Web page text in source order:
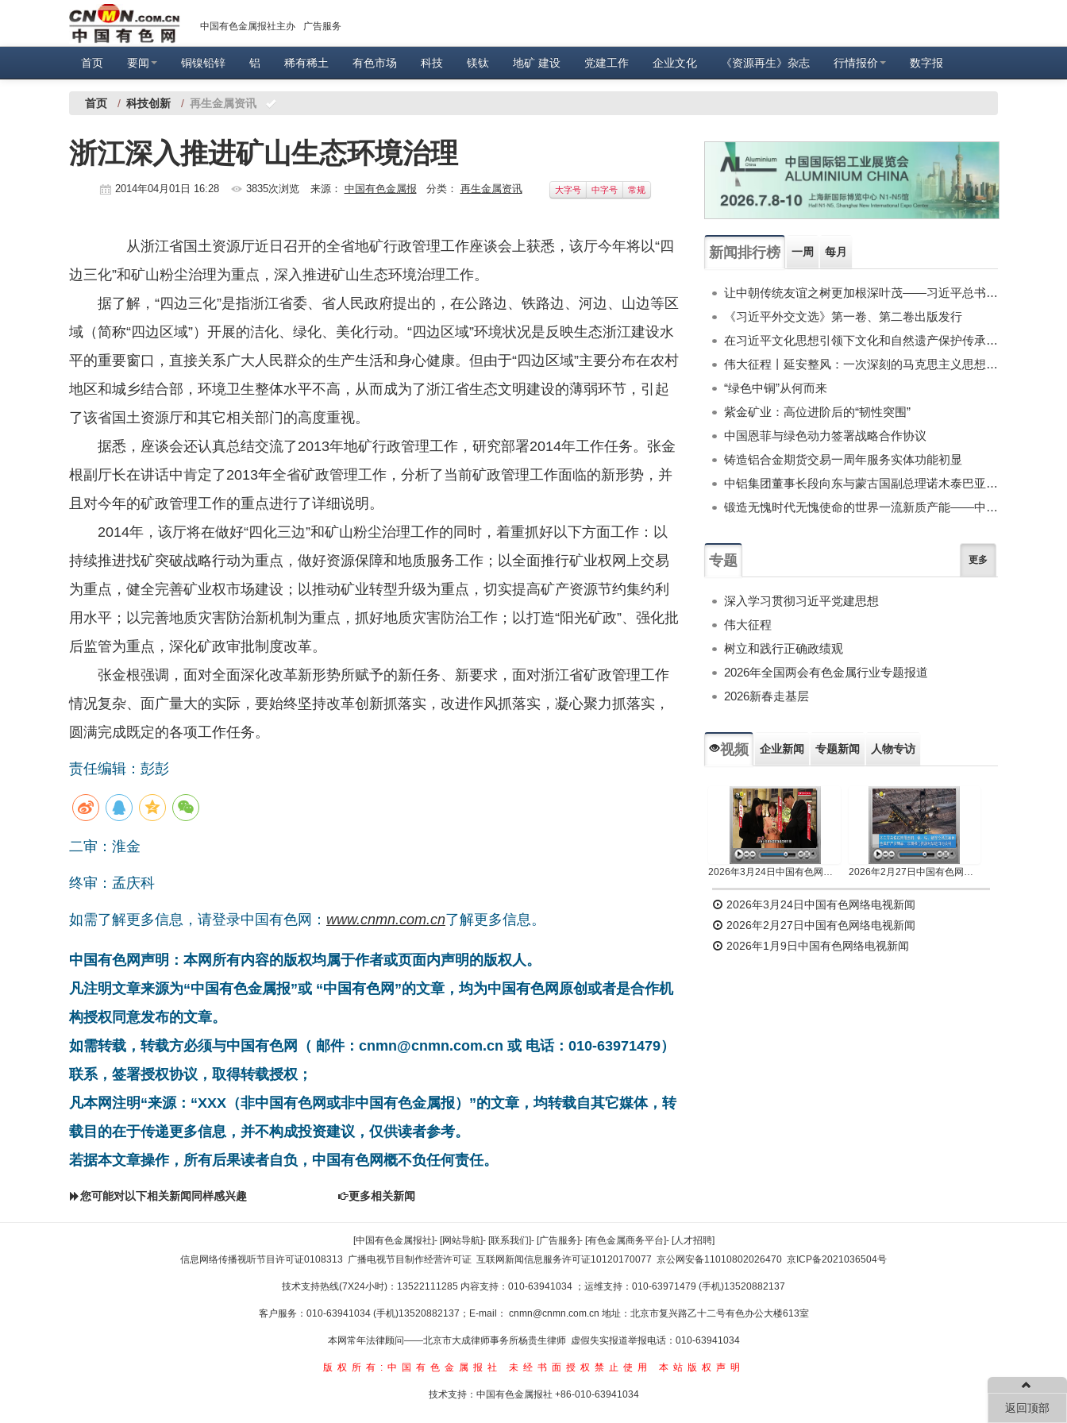
中国有色金属报社主办 广告服务
首页 要闻 铜镍铅锌 铝 稀有稀土 有色市场 科技 镁钛 地矿 建设 党建工作 企业文化 《资源再生》杂志 行情报价 数字报
首页 / 科技创新 / 再生金属资讯
浙江深入推进矿山生态环境治理
2014年04月01日 16:28 3835次浏览 来源： 中国有色金属报 分类： 再生金属资讯 大字号 中字号 常规
从浙江省国土资源厅近日召开的全省地矿行政管理工作座谈会上获悉，该厅今年将以“四
边三化”和矿山粉尘治理为重点，深入推进矿山生态环境治理工作。
据了解，“四边三化”是指浙江省委、省人民政府提出的，在公路边、铁路边、河边、山边等区
域（简称“四边区域”）开展的洁化、绿化、美化行动。“四边区域”环境状况是反映生态浙江建设水
平的重要窗口，直接关系广大人民群众的生产生活和身心健康。但由于“四边区域”主要分布在农村
地区和城乡结合部，环境卫生整体水平不高，从而成为了浙江省生态文明建设的薄弱环节，引起
了该省国土资源厅和其它相关部门的高度重视。
据悉，座谈会还认真总结交流了2013年地矿行政管理工作，研究部署2014年工作任务。张金
根副厅长在讲话中肯定了2013年全省矿政管理工作，分析了当前矿政管理工作面临的新形势，并
且对今年的矿政管理工作的重点进行了详细说明。
2014年，该厅将在做好“四化三边”和矿山粉尘治理工作的同时，着重抓好以下方面工作：以
持续推进找矿突破战略行动为重点，做好资源保障和地质服务工作；以全面推行矿业权网上交易
为重点，健全完善矿业权市场建设；以推动矿业转型升级为重点，切实提高矿产资源节约集约利
用水平；以完善地质灾害防治新机制为重点，抓好地质灾害防治工作；以打造“阳光矿政”、强化批
后监管为重点，深化矿政审批制度改革。
张金根强调，面对全面深化改革新形势所赋予的新任务、新要求，面对浙江省矿政管理工作
情况复杂、面广量大的实际，要始终坚持改革创新抓落实，改进作风抓落实，凝心聚力抓落实，
圆满完成既定的各项工作任务。
责任编辑：彭彭
二审：淮金
终审：孟庆科
如需了解更多信息，请登录中国有色网： www.cnmn.com.cn了解更多信息。
中国有色网声明：本网所有内容的版权均属于作者或页面内声明的版权人。
凡注明文章来源为“中国有色金属报”或 “中国有色网”的文章，均为中国有色网原创或者是合作机
构授权同意发布的文章。
如需转载，转载方必须与中国有色网（ 邮件：cnmn@cnmn.com.cn 或 电话：010-63971479）
联系，签署授权协议，取得转载授权；
凡本网注明“来源：“XXX（非中国有色网或非中国有色金属报）”的文章，均转载自其它媒体，转
载目的在于传递更多信息，并不构成投资建议，仅供读者参考。
若据本文章操作，所有后果读者自负，中国有色网概不负任何责任。
您可能对以下相关新闻同样感兴趣 更多相关新闻
新闻排行榜 一周 每月
让中朝传统友谊之树更加根深叶茂——习近平总书记对朝鲜进行国事访问纪实
《习近平外交文选》第一卷、第二卷出版发行
在习近平文化思想引领下文化和自然遗产保护传承利用工作开创新局面
伟大征程丨延安整风：一次深刻的马克思主义思想教育运动
“绿色中铜”从何而来
紫金矿业：高位进阶后的“韧性突围”
中国恩菲与绿色动力签署战略合作协议
铸造铝合金期货交易一周年服务实体功能初显
中铝集团董事长段向东与蒙古国副总理诺木泰巴亚尔举行会谈
锻造无愧时代无愧使命的世界一流新质产能——中国有色金属工业的战略应对与破局之道（二）
专题 更多
深入学习贯彻习近平党建思想
伟大征程
树立和践行正确政绩观
2026年全国两会有色金属行业专题报道
2026新春走基层
视频 企业新闻 专题新闻 人物专访
2026年3月24日中国有色网络电视新闻 2026年2月27日中国有色网络电视新闻
2026年3月24日中国有色网络电视新闻
2026年2月27日中国有色网络电视新闻
2026年1月9日中国有色网络电视新闻
返回顶部
[中国有色金属报社]- [网站导航]- [联系我们]- [广告服务]- [有色金属商务平台]- [人才招聘]
信息网络传播视听节目许可证0108313 广播电视节目制作经营许可证 互联网新闻信息服务许可证10120170077 京公网安备11010802026470 京ICP备2021036504号
技术支持热线(7X24小时)：13522111285 内容支持：010-63941034 ；运维支持：010-63971479 (手机)13520882137
客户服务：010-63941034 (手机)13520882137；E-mail： cnmn@cnmn.com.cn 地址：北京市复兴路乙十二号有色办公大楼613室
本网常年法律顾问——北京市大成律师事务所杨贵生律师 虚假失实报道举报电话：010-63941034
版权所有:中国有色金属报社 未经书面授权禁止使用 本站版权声明
技术支持：中国有色金属报社 +86-010-63941034